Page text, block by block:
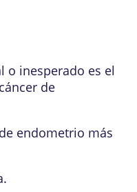
o inesperado es el
de
endometrio más